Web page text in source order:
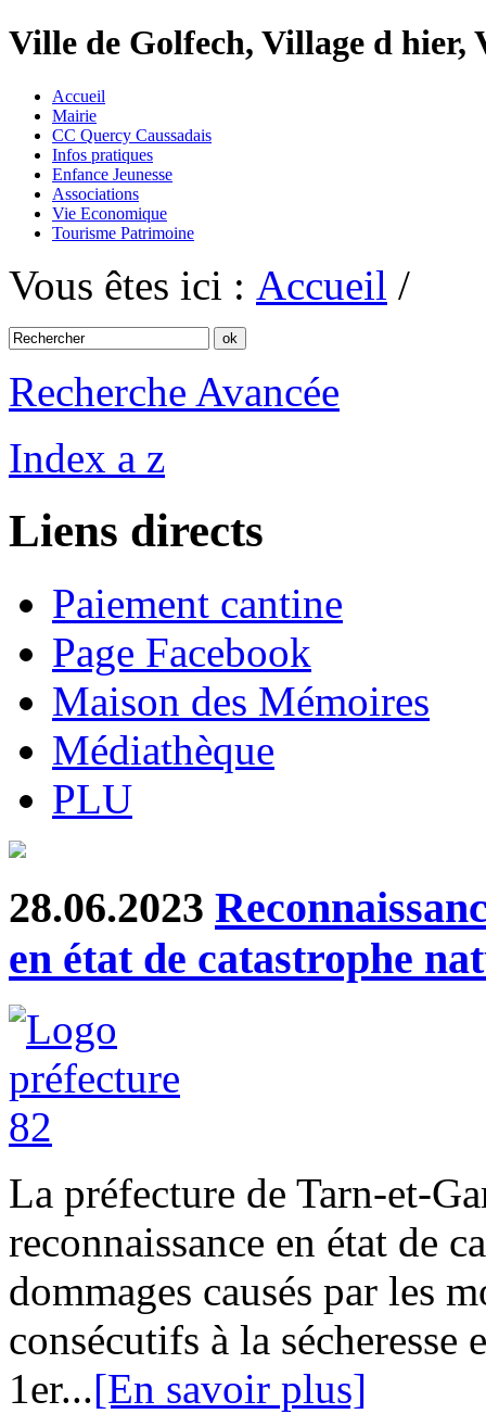
Ville de Golfech, Village d
Accueil
Mairie
CC Quercy Caussadais
Infos pratiques
Enfance Jeunesse
Associations
Vie Economique
Tourisme Patrimoine
Vous êtes ici : Accueil /
Recherche Avancée
Index a z
Liens directs
Paiement cantine
Page Facebook
Maison des Mémoires
Médiathèque
PLU
28.06.2023
en état de catastrophe
La préfecture de Tarn-et-
reconnaissance en état de
dommages causés par les
consécutifs à la
1er...[En savoir plus]